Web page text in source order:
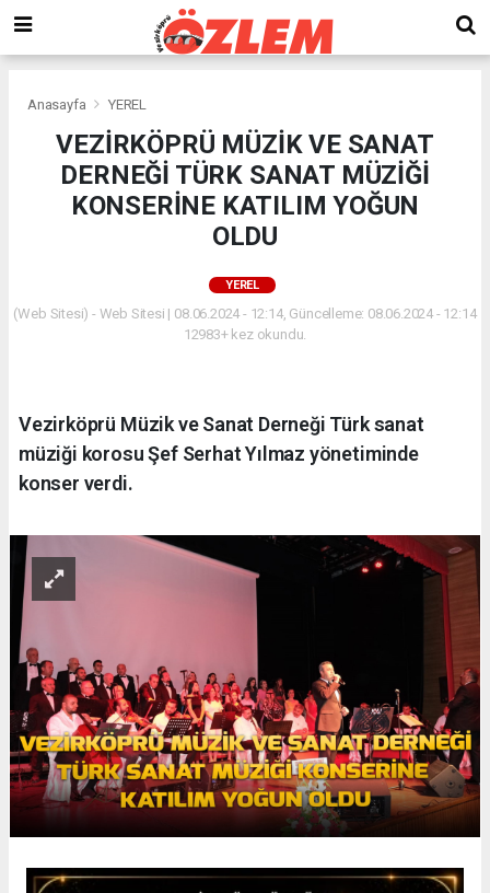
Anasayfa YEREL
VEZİRKÖPRÜ MÜZİK VE SANAT
DERNEĞİ TÜRK SANAT MÜZİĞİ
KONSERİNE KATILIM YOĞUN
OLDU
YEREL
(Web Sitesi) - Web Sitesi | 08.06.2024 - 12:14, Güncelleme: 08.06.2024 - 12:14
12983+ kez okundu.
Vezirköprü Müzik ve Sanat Derneği Türk sanat
müziği korosu Şef Serhat Yılmaz yönetiminde
konser verdi.